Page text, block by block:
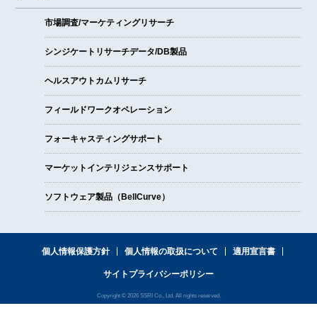
市場調査/マーケティングリサーチ
シンジケートリサーチデータ/DB製品
ヘルスアウトカムリサーチ
フィールドワークオペレーション
フォーキャスティングサポート
マーケットインテリジェンスサポート
ソフトウェア製品（BellCurve）
個人情報保護方針 個人情報の取扱について 適用宣言書
サイトプライバシーポリシー
Copyright © 2026 SSRI Co., Ltd. All rights reserved.